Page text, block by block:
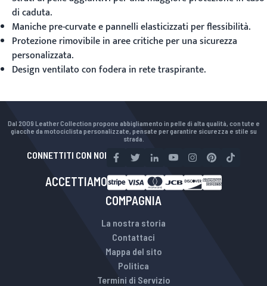
di caduta.
Maniche pre-curvate e pannelli elasticizzati per flessibilità.
Protezione rimovibile in aree critiche per una sicurezza
personalizzata.
Design ventilato con fodera in rete traspirante.
Dal 2009 Leather Collection propone abbigliamento in pelle di alta qualità, con tute e
giacche da motociclista personalizzate, pensate per garantire sicurezza e stile su
strada.
CONNETTITI CON NOI
ACCETTIAMO
COMPAGNIA
La nostra storia
Contattaci
Mappa del sito
Politica
Termini di Servizio